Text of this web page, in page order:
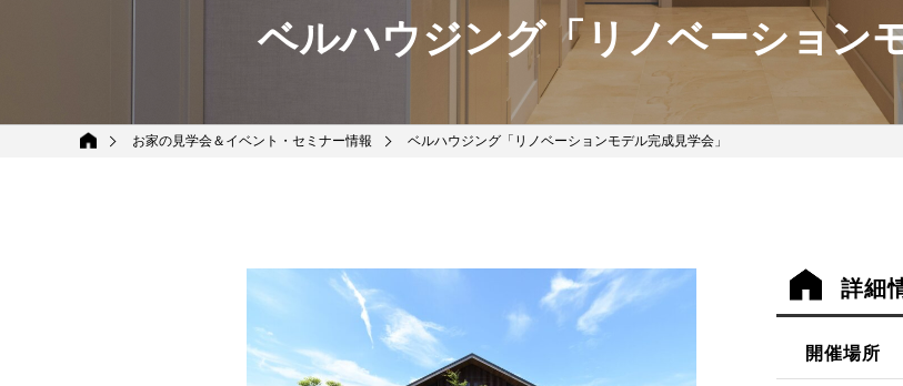
ベルハウジング「リノベーション
お家の見学会＆イベント・セミナー情報 ベルハウジング「リノベーションモデル完成見学会」
詳細
開催場所